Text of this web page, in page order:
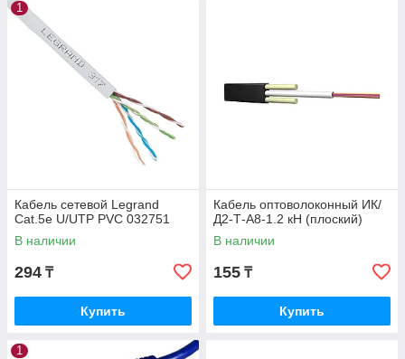
1
Кабель сетевой Legrand
Cat.5e U/UTP PVC 032751
В наличии
294 ₸
Купить
Кабель оптоволоконный ИК/
Д2-Т-А8-1.2 кН (плоский)
В наличии
155 ₸
Купить
1